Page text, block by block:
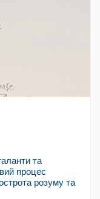
та
процес
розуму та